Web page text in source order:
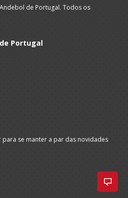
de Portugal. Todos os
Portugal
para se manter a par das novidades